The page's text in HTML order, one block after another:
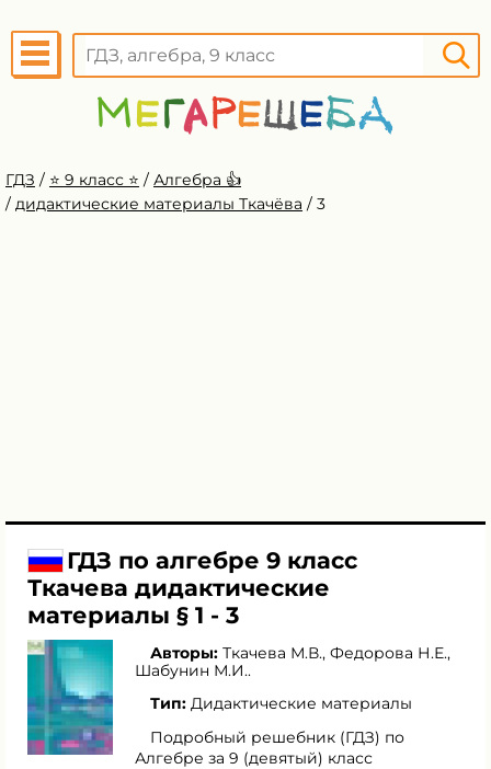
ГДЗ / ⭐️ 9 класс ⭐️ / Алгебра 👍
/ дидактические материалы Ткачёва / 3
ГДЗ по алгебре 9 класс
Ткачева дидактические
материалы § 1 - 3
Авторы: Ткачева М.В., Федорова Н.Е.,
Шабунин М.И..
Тип: Дидактические материалы
Подробный решебник (ГДЗ) по
Алгебре за 9 (девятый) класс